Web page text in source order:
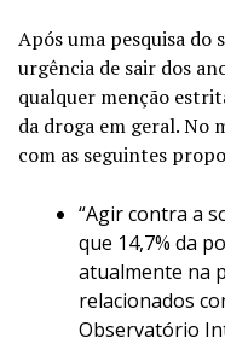
Após uma pesquisa do
urgência de sair dos
qualquer menção
da droga em geral. No
com as seguintes
“Agir contra a
que 14,7% da
atualmente na
relacionados
Observatório